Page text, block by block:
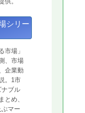
シリー
市場」
、市場
企業動
。1市
ナブル
とめ、
マー